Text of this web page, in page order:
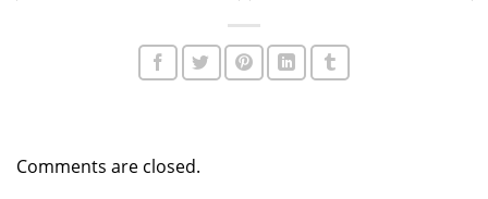
Comments are closed.